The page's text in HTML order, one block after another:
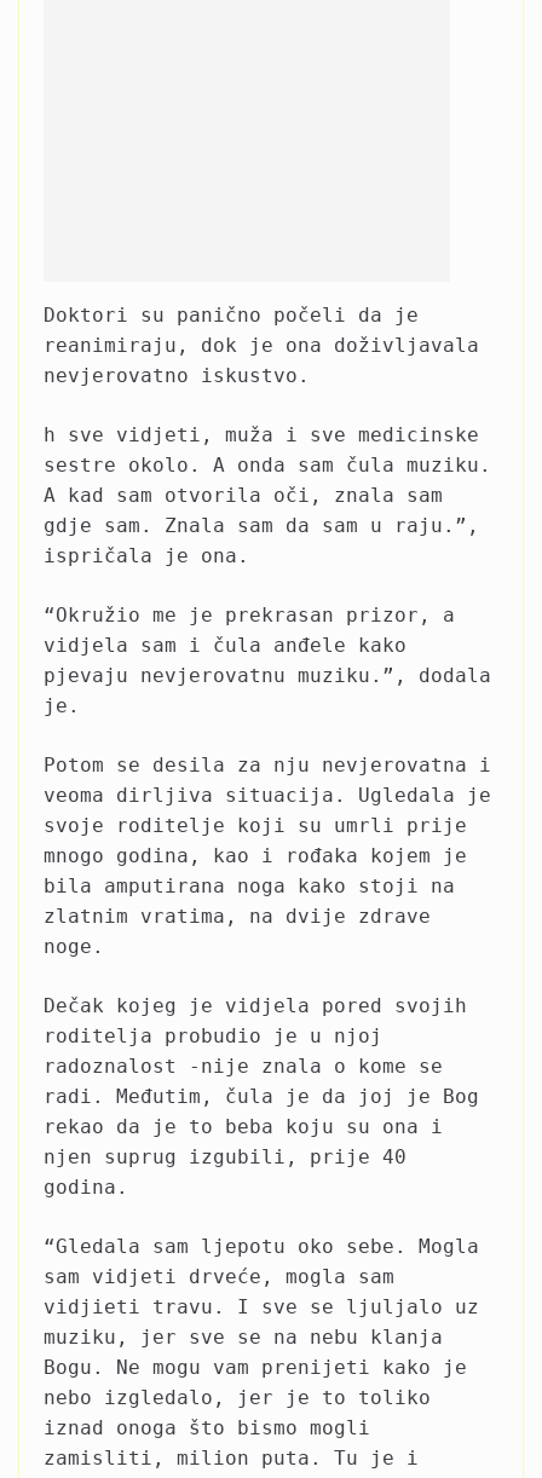
Doktori su panično počeli da je
reanimiraju, dok je ona doživljavala
nevjerovatno iskustvo.
h sve vidjeti, muža i sve medicinske
sestre okolo. A onda sam čula muziku.
A kad sam otvorila oči, znala sam
gdje sam. Znala sam da sam u raju.”,
ispričala je ona.
“Okružio me je prekrasan prizor, a
vidjela sam i čula anđele kako
pjevaju nevjerovatnu muziku.”, dodala
je.
Potom se desila za nju nevjerovatna i
veoma dirljiva situacija. Ugledala je
svoje roditelje koji su umrli prije
mnogo godina, kao i rođaka kojem je
bila amputirana noga kako stoji na
zlatnim vratima, na dvije zdrave
noge.
Dečak kojeg je vidjela pored svojih
roditelja probudio je u njoj
radoznalost -nije znala o kome se
radi. Međutim, čula je da joj je Bog
rekao da je to beba koju su ona i
njen suprug izgubili, prije 40
godina.
“Gledala sam ljepotu oko sebe. Mogla
sam vidjeti drveće, mogla sam
vidjieti travu. I sve se ljuljalo uz
muziku, jer sve se na nebu klanja
Bogu. Ne mogu vam prenijeti kako je
nebo izgledalo, jer je to toliko
iznad onoga što bismo mogli
zamisliti, milion puta. Tu je i